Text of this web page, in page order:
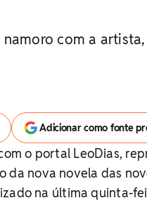
com a
Adicionar como fonte
o portal LeoDias,
da nova novela das
na última quinta-